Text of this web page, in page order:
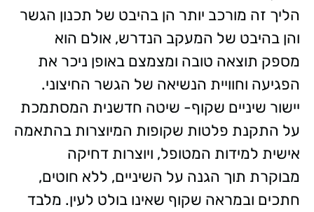
הליך זה מורכב יותר הן בהיבט של תכנון הגשר
והן בהיבט של המעקב הנדרש, אולם הוא
מספק תוצאה טובה ומצמצם באופן ניכר את
הפגיעה וחוויית הנשיאה של הגשר החיצוני.
יישור שיניים שקוף- שיטה חדשנית המסתמכת
על התקנת פלטות שקופות המיוצרות בהתאמה
אישית למידות המטופל, ויוצרות דחיקה
מבוקרת תוך הגנה על השיניים, ללא חוטים,
חתכים ובמראה שקוף שאינו בולט לעין. מלבד